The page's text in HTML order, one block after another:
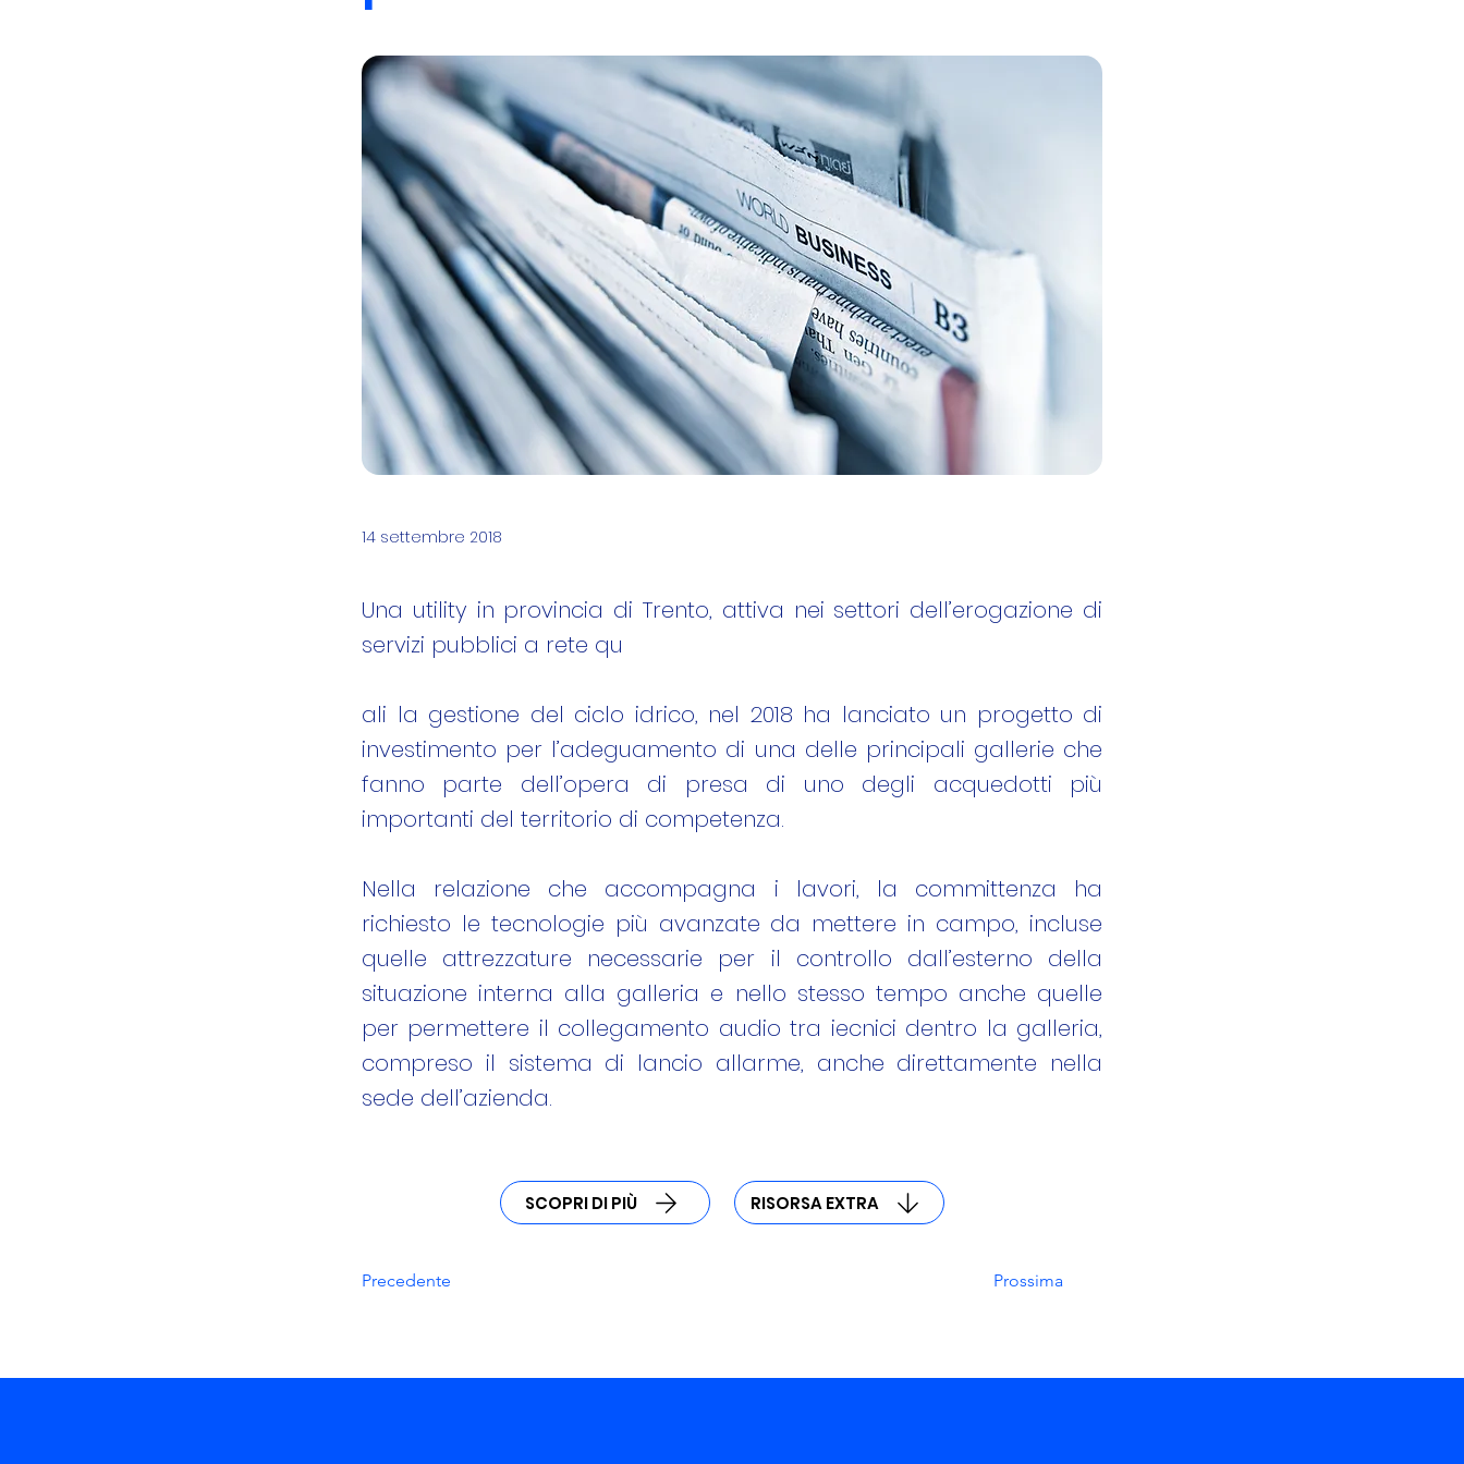
14 settembre 2018
Una utility in provincia di Trento, attiva nei settori dell’erogazione di
servizi pubblici a rete qu
ali la gestione del ciclo idrico, nel 2018 ha lanciato un progetto di
investimento per l’adeguamento di una delle principali gallerie che
fanno parte dell’opera di presa di uno degli acquedotti più
importanti del territorio di competenza.
Nella relazione che accompagna i lavori, la committenza ha
richiesto le tecnologie più avanzate da mettere in campo, incluse
quelle attrezzature necessarie per il controllo dall’esterno della
situazione interna alla galleria e nello stesso tempo anche quelle
per permettere il collegamento audio tra iecnici dentro la galleria,
compreso il sistema di lancio allarme, anche direttamente nella
sede dell’azienda.
SCOPRI DI PIÙ RISORSA EXTRA
Precedente Prossima